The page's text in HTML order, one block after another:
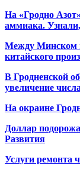
На «Гродно
аммиака.
Между Минском
китайского
В Гродненской
увеличение
На окраине
Доллар
Развития
Услуги ремонта